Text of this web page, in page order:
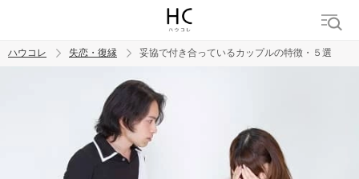
トレンド ワード
都合のいい女
ハウコレ 失恋・復縁 妥協で付き合っているカップルの特徴・５選